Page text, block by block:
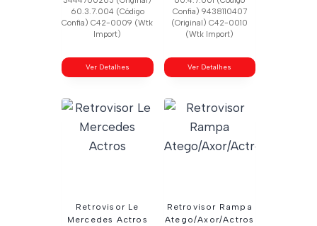
60.3.7.004 (Código
Confia) C42-0009 (Wtk
Import)
Ver Detalhes
Confia) 9438110407
(Original) C42-0010
(Wtk Import)
Ver Detalhes
Retrovisor Le
Mercedes Actros
Retrovisor Rampa
Atego/Axor/Actros